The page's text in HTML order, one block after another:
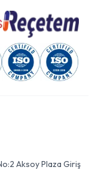
Aksoy Plaza Giriş